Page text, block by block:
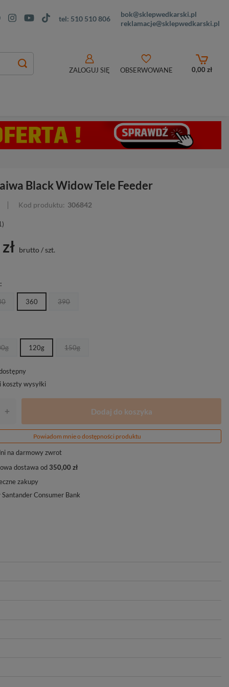
tel: 510 510 806
bok@sklepwedkarski.pl
reklamacje@sklepwedkarski.pl
ZALOGUJ SIĘ OBSERWOWANE 0,00 zł
Black Widow Tele Feeder
Kod produktu: 306842
brutto /szt.
360 390
120g 150g
koszty wysyłki
+ Dodaj do koszyka
Powiadom mnie o dostępności produktu
na darmowy zwrot
dostawa od 350,00 zł
zakupy
Santander Consumer Bank